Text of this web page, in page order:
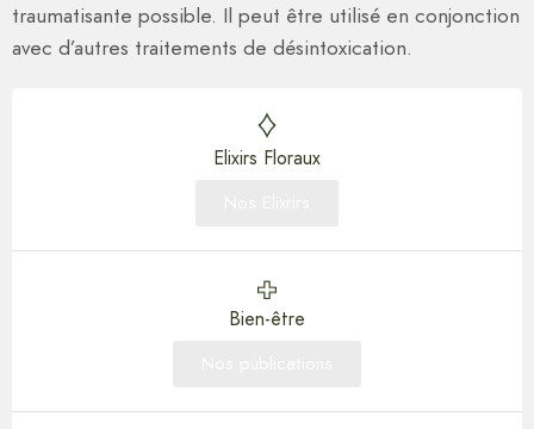
traumatisante possible. Il peut être utilisé en conjonction
avec d’autres traitements de désintoxication.
Elixirs Floraux
Bien-être